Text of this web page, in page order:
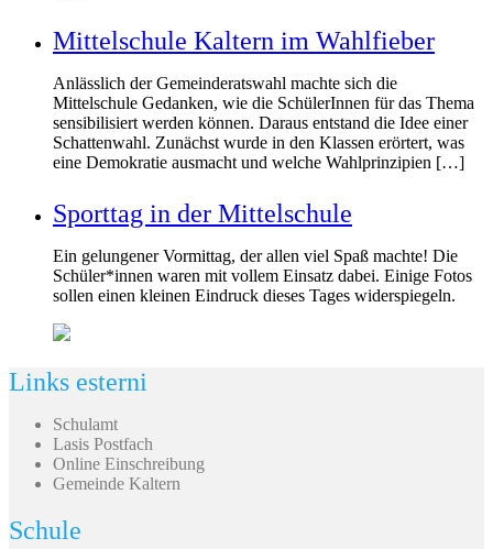
Mittelschule Kaltern im Wahlfieber
Anlässlich der Gemeinderatswahl machte sich die
Mittelschule Gedanken, wie die SchülerInnen für das Thema
sensibilisiert werden können. Daraus entstand die Idee einer
Schattenwahl. Zunächst wurde in den Klassen erörtert, was
eine Demokratie ausmacht und welche Wahlprinzipien […]
Sporttag in der Mittelschule
Ein gelungener Vormittag, der allen viel Spaß machte! Die
Schüler*innen waren mit vollem Einsatz dabei. Einige Fotos
sollen einen kleinen Eindruck dieses Tages widerspiegeln.
Links esterni
Schulamt
Lasis Postfach
Online Einschreibung
Gemeinde Kaltern
Schule